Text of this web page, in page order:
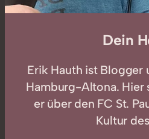
Dein
Erik Hauth ist Blogger
Hamburg-Altona. Hier
er über den FC St.
Kultur